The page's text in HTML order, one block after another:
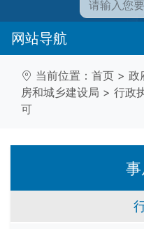
网站导航
当前位置： 首页 > 政
房和城乡建设局 > 行政
可